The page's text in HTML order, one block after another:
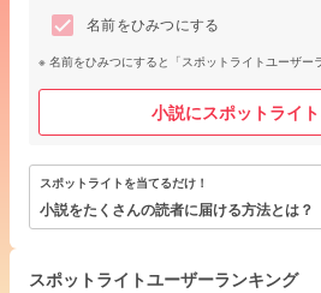
名前をひみつにする
名前をひみつにすると「スポットライトユーザー
小説にスポットライ
スポットライトを当てるだけ！
小説をたくさんの読者に届ける方法とは？
スポットライトユーザーランキング